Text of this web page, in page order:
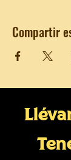
Compartir